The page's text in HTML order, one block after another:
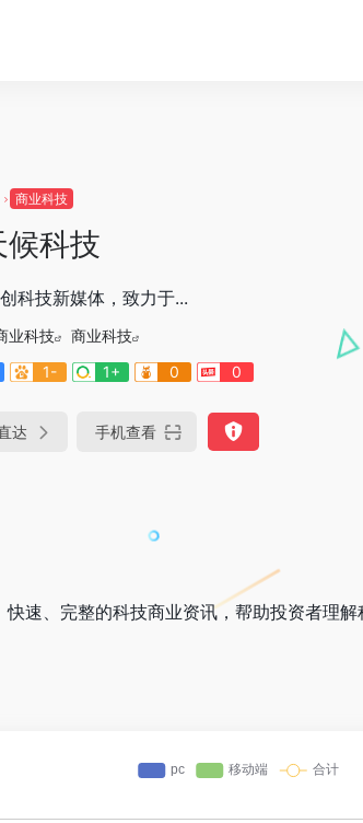
商业科技
候科技
科技新媒体，致力于...
业科技
商业科技
1- 1+ 0 0
达 手机查看
速、完整的科技商业资讯，帮助投资者理解